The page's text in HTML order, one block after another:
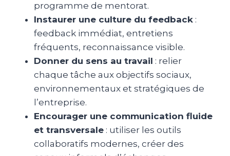
programme de mentorat.
Instaurer une culture du feedback :
feedback immédiat, entretiens
fréquents, reconnaissance visible.
Donner du sens au travail : relier
chaque tâche aux objectifs sociaux,
environnementaux et stratégiques de
l’entreprise.
Encourager une communication fluide
et transversale : utiliser les outils
collaboratifs modernes, créer des